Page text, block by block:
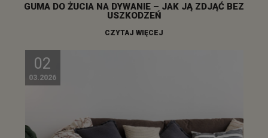
GUMA DO ŻUCIA NA DYWANIE – JAK JĄ ZDJĄĆ BEZ
USZKODZEŃ
CZYTAJ WIĘCEJ
02
03.2026